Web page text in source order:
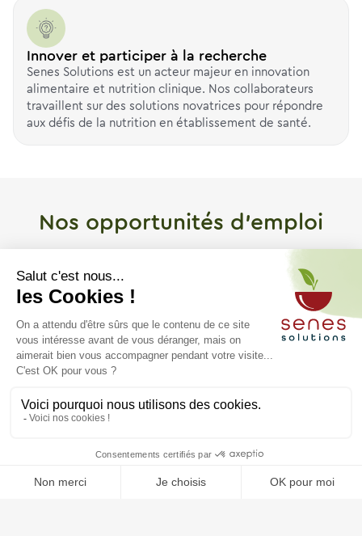
Innover et participer à la recherche
Senes Solutions est un acteur majeur en innovation
alimentaire et nutrition clinique. Nos collaborateurs
travaillent sur des solutions novatrices pour répondre
aux défis de la nutrition en établissement de santé.
Nos opportunités d’emploi
nutrition, l’alimentation adaptée et la restauration
Découvrez nos offres disponibles
Types de contrat :